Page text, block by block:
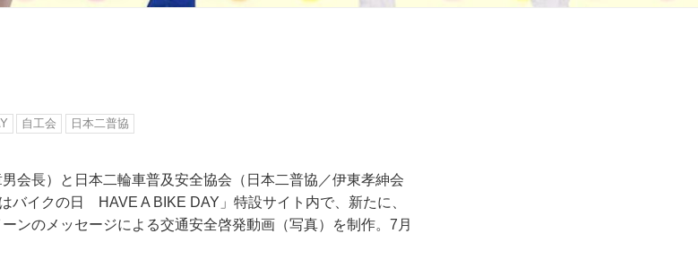
自工会 日本二普協
会長）と日本二輪車普及安全協会（日本二普協／伊東孝紳会
バイクの日 HAVE A BIKE DAY」特設サイト内で、新たに、
ンのメッセージによる交通安全啓発動画（写真）を制作。7月